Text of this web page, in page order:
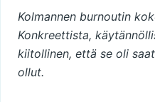
Kolmannen burnoutin
Konkreettista,
kiitollinen, että se oli
ollut.